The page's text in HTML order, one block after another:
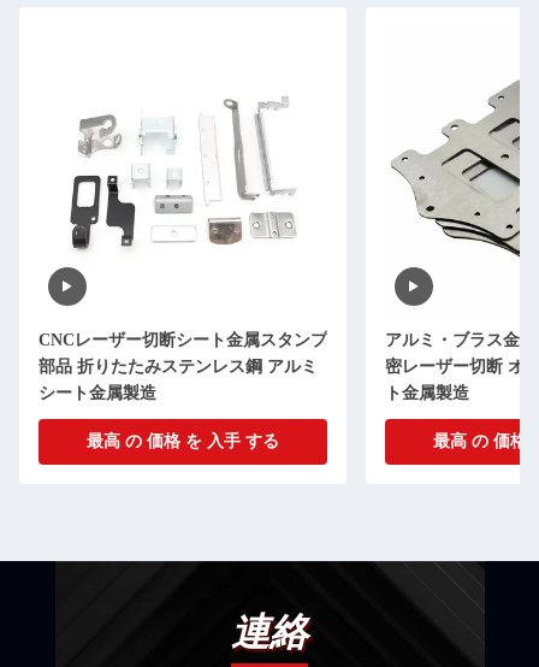
CNCレーザー切断シート金属スタンプ
部品 折りたたみステンレス鋼 アルミ
シート金属製造
最高 の 価格 を 入手 する
アルミ・ブラス金
密レーザー切断 オ
ト金属製造
最高 の 価格
連絡